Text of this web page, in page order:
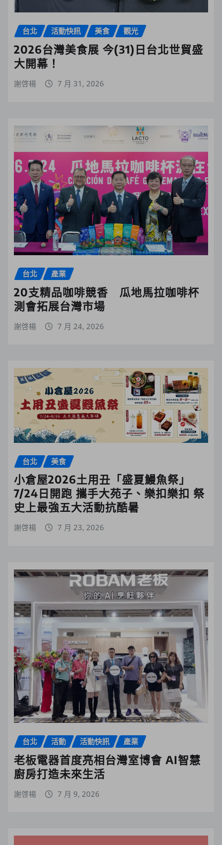
台北 活動快訊 美食 觀光
2026台灣美食展 今(31)日台北世貿盛
大開幕！
謝啓楊 7 月 31, 2026
台北 產業
20支精品咖啡競香 瓜地馬拉咖啡杯
測會拓展台灣市場
謝啓楊 7 月 24, 2026
台北 美食
小倉屋2026土用丑「盛夏鰻魚祭」
7/24日開跑 攜手大苑子、樂扣樂扣 祭
史上最強五大活動抗酷暑
謝啓楊 7 月 23, 2026
台北 活動 活動快訊 產業
老板電器首度亮相台灣室博會 AI智慧
廚房打造未來生活
謝啓楊 7 月 9, 2026